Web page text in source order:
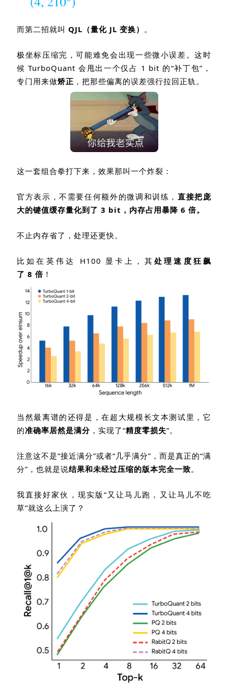
而第二招就叫 QJL （量化 JL 变换） 。
极坐标压缩完，可能难免会出现一些微小误差。这时
候 TurboQuant会甩出一个仅占 1 bit 的“补丁包” ，
专门用来做矫正 ，把那些偏离的误差强行拉回正轨。
这一套组合拳打下来，效果那叫一个炸裂：
官方表示，不需要任何额外的微调和训练，直接把庞
大的键值缓存量化到了 3 bit ，内存占用暴降 6 倍。
不止内存省了，处理还更快。
比如在英伟达 H100 显卡上，其 处理速度狂飙
了 8 倍 ！
当然最离谱的还得是，在超大规模长文本测试里，它
的准确率居然是满分 ，实现了“精度零损失”。
注意这不是“接近满分”或者“几乎满分”，而是真正的“满
分”，也就是说结果和未经过压缩的版本完全一致。
我直接好家伙，现实版“又让马儿跑，又让马儿不吃
草”就这么上演了？